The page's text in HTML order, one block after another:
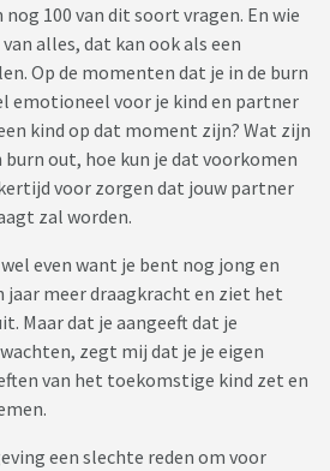
100 van dit soort vragen. En wie
alles, dat kan ook als een
Op de momenten dat je in de burn
emotioneel voor je kind en partner
kind op dat moment zijn? Wat zijn
out, hoe kun je dat voorkomen
voor zorgen dat jouw partner
zal worden.
even want je bent nog jong en
jaar meer draagkracht en ziet het
Maar dat je aangeeft dat je
zegt mij dat je je eigen
van het toekomstige kind zet en
een slechte reden om voor